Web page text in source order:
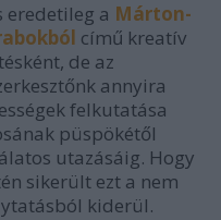
eredetileg a Márton-
című kreatív
de az
annyira
felkutatása
püspökétől
utazásáig. Hogy
sikerült ezt a nem
kiderül.